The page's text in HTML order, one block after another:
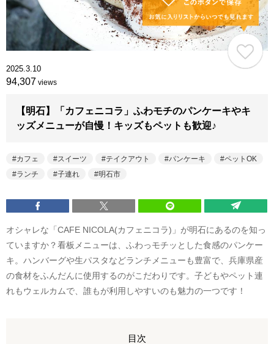
2025.3.10
94,307 views
【明石】「カフェニコラ」ふわモチのパンケーキやキ
ッズメニューが自慢！キッズもペットも歓迎♪
カフェ スイーツ テイクアウト パンケーキ
ペットOK
ランチ
子連れ 明石市
オシャレな「CAFE NICOLA(カフェニコラ)」が明石にあるのを知っ
ていますか？看板メニューは、ふわっモチッとした食感のパンケー
キ。ハンバーグや生パスタなどランチメニューも豊富で、兵庫県産
の食材をふんだんに使用するのがこだわりです。子どもやペット連
れもウェルカムで、誰もが利用しやすいのも魅力の一つです！
目次